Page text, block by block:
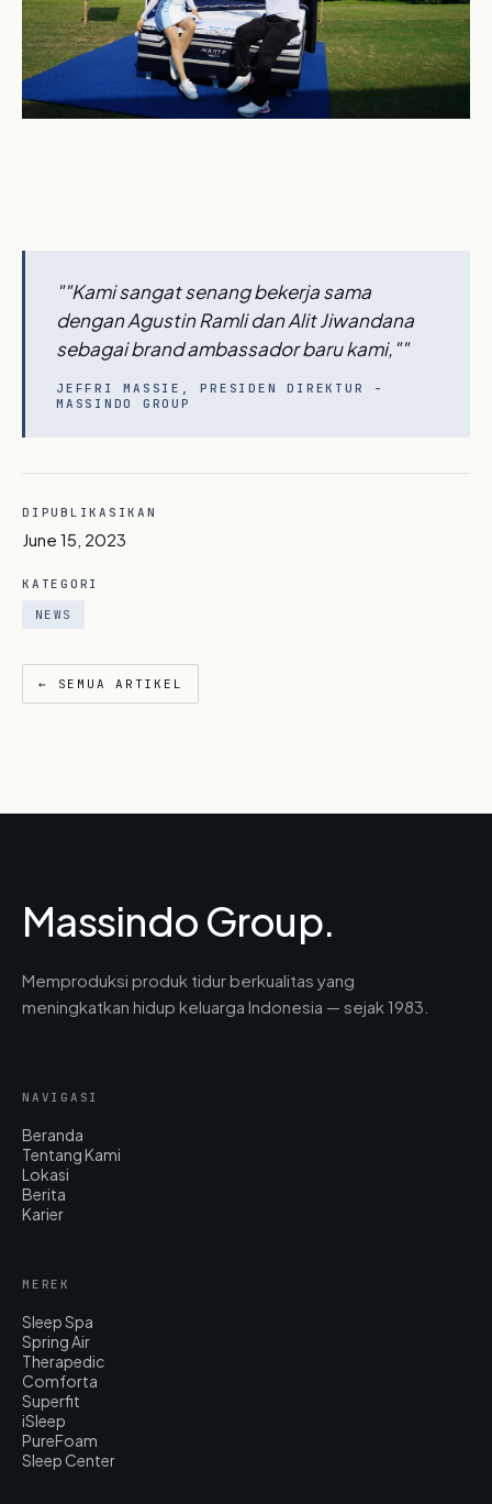
""Kami sangat senang bekerja sama
dengan Agustin Ramli dan Alit Jiwandana
sebagai brand ambassador baru kami,""
JEFFRI MASSIE, PRESIDEN DIREKTUR -
MASSINDO GROUP
DIPUBLIKASIKAN
June 15, 2023
KATEGORI
NEWS
← SEMUA ARTIKEL
Massindo Group.
Memproduksi produk tidur berkualitas yang
meningkatkan hidup keluarga Indonesia — sejak 1983.
NAVIGASI
Beranda
Tentang Kami
Lokasi
Berita
Karier
MEREK
Sleep Spa
Spring Air
Therapedic
Comforta
Superfit
iSleep
PureFoam
Sleep Center